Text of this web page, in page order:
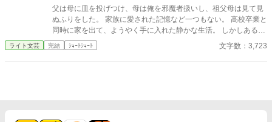
肯定するものではありません。不快な表現があればご指摘下さ
い。
父は母に皿を投げつけ、母は俺を邪魔者扱いし、祖父母は見て見
ぬふりをした。 家族に愛された記憶など一つもない。 高校卒業と
同時に家を出て、ようやく手に入れた静かな生活。 しかしある
日、母の訃報と共に現れたのは、かつて俺を捨てた“父”だった―
―。 金を無心され、拒絶し、それでも迫ってくる血縁という鎖。
ライト文芸 完結 ｼｮｰﾄｼｮｰﾄ 文字数：3,723